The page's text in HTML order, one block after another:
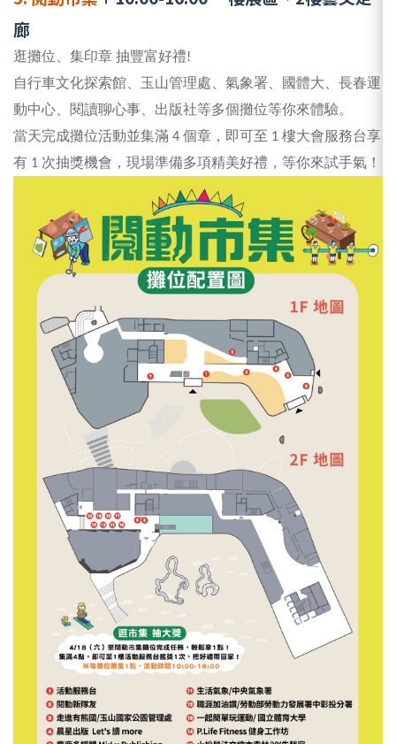
廊
逛攤位、集印章 抽豐富好禮!
自行車文化探索館、玉山管理處、氣象署、國體大、長春運
動中心、閱讀聊心事、出版社等多個攤位等你來體驗。
當天完成攤位活動並集滿 4 個章，即可至 1 樓大會服務台享
有 1 次抽獎機會，現場準備多項精美好禮，等你來試手氣！